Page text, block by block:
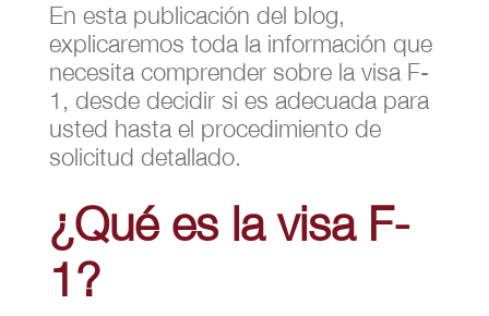
En esta publicación del blog,
explicaremos toda la información que
necesita comprender sobre la visa F-
1, desde decidir si es adecuada para
usted hasta el procedimiento de
solicitud detallado.
¿Qué es la visa F-
1?